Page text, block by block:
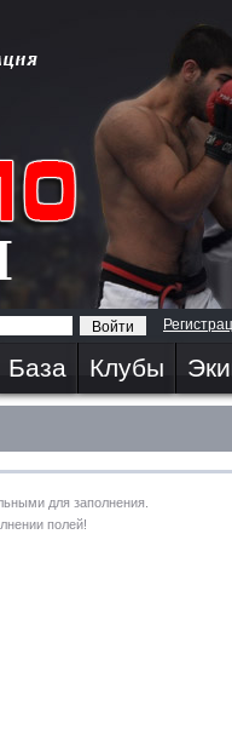
База Клубы
для заполнения.
полей!